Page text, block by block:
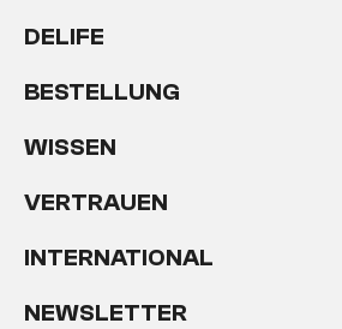
DELIFE
BESTELLUNG
WISSEN
VERTRAUEN
INTERNATIONAL
NEWSLETTER